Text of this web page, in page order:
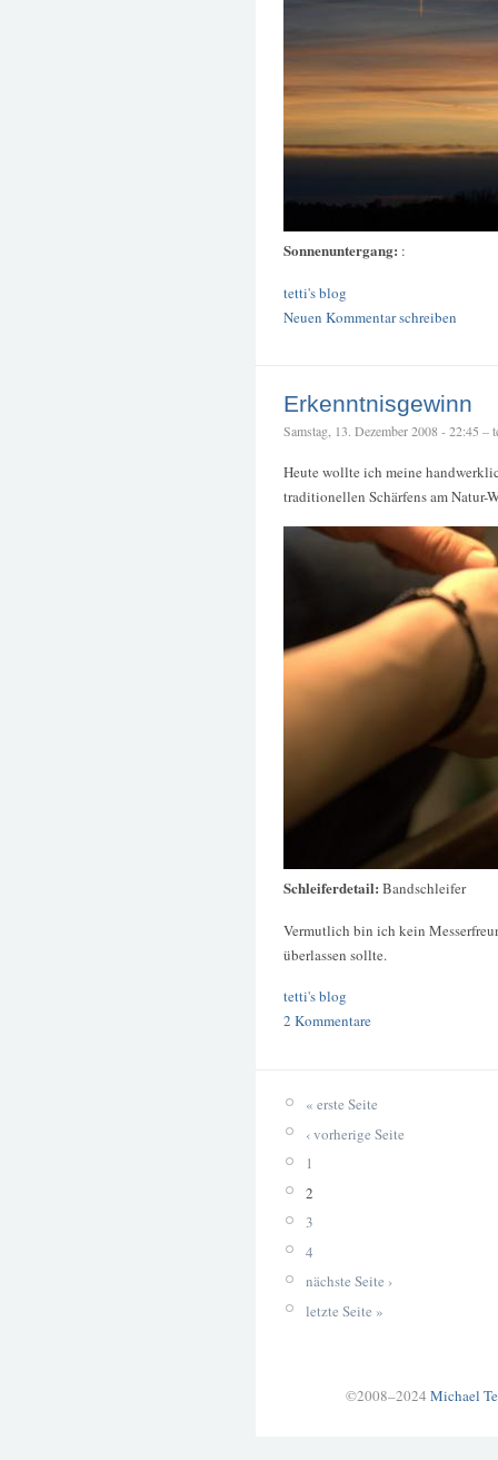
Sonnenuntergang: :
tetti's blog
Neuen Kommentar schreiben
Erkenntnisgewinn
Samstag, 13. Dezember 2008 - 22:45 –
Heute wollte ich meine
traditionellen Schärfens am Natur-
Schleiferdetail: Bandschleifer
Vermutlich bin ich kein
überlassen sollte.
tetti's blog
2 Kommentare
« erste Seite
‹ vorherige Seite
1
2
3
4
nächste Seite ›
letzte Seite »
©2008–2024 Michael